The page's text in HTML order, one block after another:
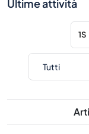
Ultime attività
1S